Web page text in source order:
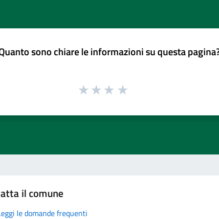
sono chiare le informazioni su questa
il comune
le domande frequenti